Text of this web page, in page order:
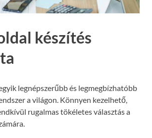
készítés
legnépszerűbb és legmegbízhatóbb
a világon. Könnyen kezelhető,
rugalmas tökéletes választás a